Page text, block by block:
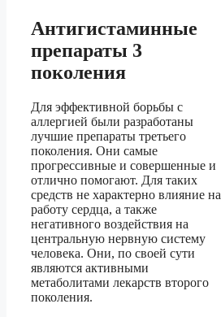
Антигистаминные
препараты 3
поколения
Для эффективной борьбы с
аллергией были разработаны
лучшие препараты третьего
поколения. Они самые
прогрессивные и совершенные и
отлично помогают. Для таких
средств не характерно влияние на
работу сердца, а также
негативного воздействия на
центральную нервную систему
человека. Они, по своей сути
являются активными
метаболитами лекарств второго
поколения.